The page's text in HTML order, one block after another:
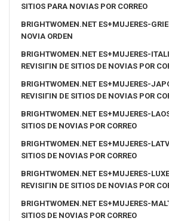
SITIOS PARA NOVIAS POR CORREO
BRIGHTWOMEN.NET ES+MUJERES-
NOVIA ORDEN
BRIGHTWOMEN.NET ES+MUJERES-
REVISIГІN DE SITIOS DE NOVIAS POR
BRIGHTWOMEN.NET ES+MUJERES-
REVISIГІN DE SITIOS DE NOVIAS POR
BRIGHTWOMEN.NET ES+MUJERES-
SITIOS DE NOVIAS POR CORREO
BRIGHTWOMEN.NET ES+MUJERES-
SITIOS DE NOVIAS POR CORREO
BRIGHTWOMEN.NET ES+MUJERES-
REVISIГІN DE SITIOS DE NOVIAS POR
BRIGHTWOMEN.NET ES+MUJERES-
SITIOS DE NOVIAS POR CORREO